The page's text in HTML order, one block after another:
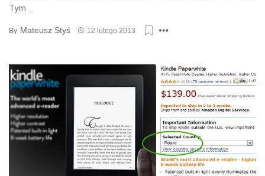
Tym ...
By Mateusz Styś 12 lutego 2013